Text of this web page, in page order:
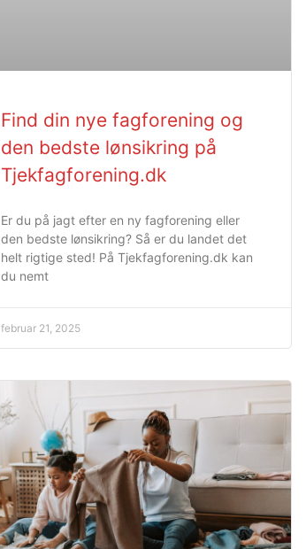
Find din nye fagforening og
den bedste lønsikring på
Tjekfagforening.dk
Er du på jagt efter en ny fagforening eller
den bedste lønsikring? Så er du landet det
helt rigtige sted! På Tjekfagforening.dk kan
du nemt
februar 21, 2025